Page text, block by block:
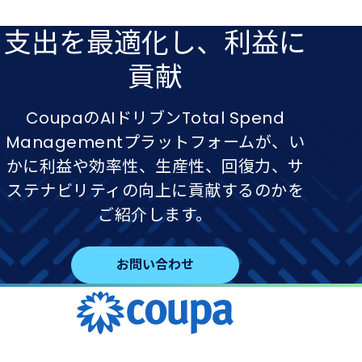
支出を​最適化し、​利益に​
貢献
CoupaのAIドリブンTotal Spend
Managementプラットフォームが、い
かに利益や効率性、生産性、回復力、サ
ステナビリティの向上に貢献するのかを
ご紹介します。
お問い合わせ